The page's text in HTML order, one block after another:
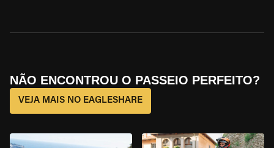
NÃO ENCONTROU O PASSEIO PERFEITO?
VEJA MAIS NO EAGLESHARE